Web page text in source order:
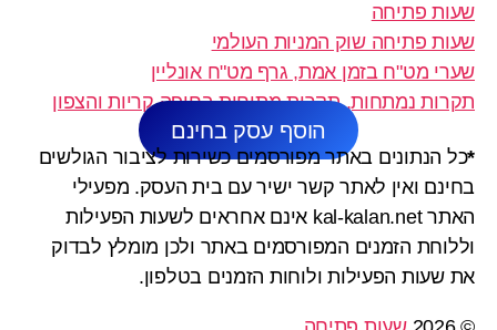
שעות פתיחה
שעות פתיחה שוק המניות העולמי
שערי מט"ח בזמן אמת, גרף מט"ח אונליין
תקרות נמתחות, תקרות מתוחות בחיפה קריות והצפון
הוסף עסק בחינם
*כל הנתונים באתר מפורסמים כשירות לציבור הגולשים
בחינם ואין לאתר קשר ישיר עם בית העסק. מפעילי
האתר kal-kalan.net אינם אחראים לשעות הפעילות
וללוחת הזמנים המפורסמים באתר ולכן מומלץ לבדוק
את שעות הפעילות ולוחות הזמנים בטלפון.